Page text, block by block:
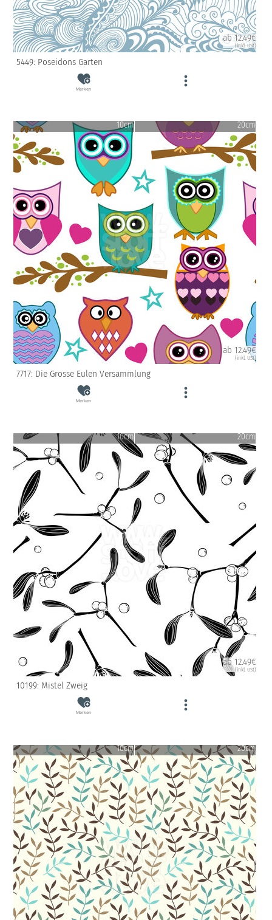
ab 12.49€
(inkl. USt)
5449: Poseidons Garten
Merken
10cm 20cm
ab 12.49€
(inkl. USt)
7717: Die Grosse Eulen Versammlung
Merken
10cm 20cm
ab 12.49€
(inkl. USt)
10199: Mistel Zweig
Merken
10cm 20cm